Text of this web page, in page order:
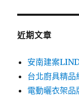
鍵
近期文章
安南建案
台北廚具精品
電動曬衣架